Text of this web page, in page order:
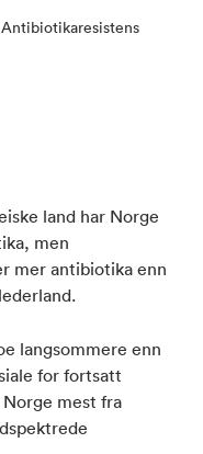
land har Norge
men
mer antibiotika enn
langsommere enn
for fortsatt
mest fra